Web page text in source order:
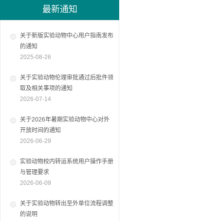
最新通知
关于新版实验动物中心用户指南发布
的通知
2025-08-26
关于实验动物伦理审批通过后批件领
取及相关事项的通知
2026-07-14
关于2026年暑期实验动物中心对外
开放时间的通知
2026-06-29
实验动物校内转运系统用户操作手册
与管理要求
2026-06-09
关于实验动物转出至外单位流程调整
的说明